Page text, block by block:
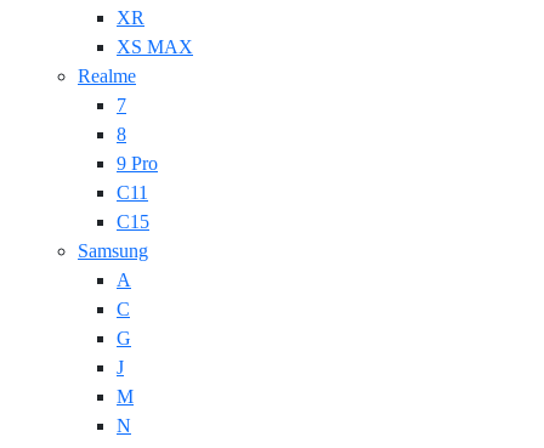
XR
XS MAX
Realme
7
8
9 Pro
C11
C15
Samsung
A
C
G
J
M
N